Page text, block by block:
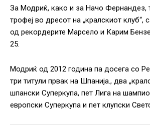
За Модриќ, како и за Начо Фернандез,
трофеј во дресот на „кралскиот клуб“,
од рекордерите Марсело и Карим
25.
Модриќ од 2012 година па досега со
три титули првак на Шпанија., два
шпански Суперкупа, пет Лига на
европски Суперкупа и пет клупски